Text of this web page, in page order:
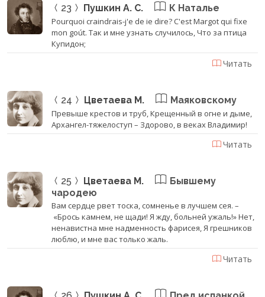
23 Пушкин А. С. К Наталье
Pourquoi craindrais-j'e de ie dire? C'est Margot qui fixe
mon goút. Так и мне узнать случилось, Что за птица
Купидон;
Читать
24 Цветаева М. Маяковскому
Превыше крестов и труб, Крещенный в огне и дыме,
Архангел-тяжелоступ – Здорово, в веках Владимир!
Читать
25 Цветаева М.
Бывшему
чародею
Вам сердце рвет тоска, сомненье в лучшем сея. –
«Брось камнем, не щади! Я жду, больней ужаль!» Нет,
ненавистна мне надменность фарисея, Я грешников
люблю, и мне вас только жаль.
Читать